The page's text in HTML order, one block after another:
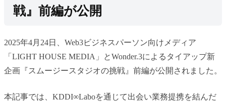
戦』前編が公開
2025年4月24日、Web3ビジネスパーソン向けメディア
「LIGHT HOUSE MEDIA」とWonder.3によるタイアップ新
企画『スムージースタジオの挑戦』前編が公開されました。
本記事では、KDDI∞Laboを通じて出会い業務提携を結んだ